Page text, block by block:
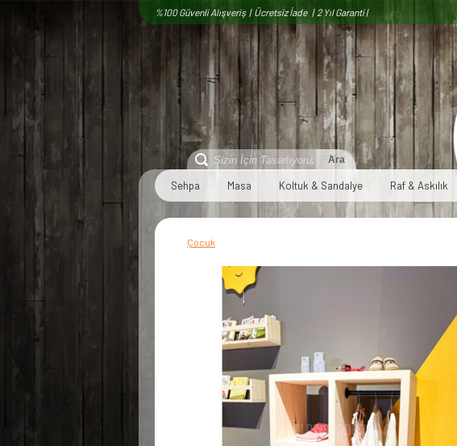
%100 Güvenli Alışveriş | Ücretsiz İade | 2 Yıl Garanti |
Sehpa Masa Koltuk & Sandalye Raf & Askılık
Çocuk